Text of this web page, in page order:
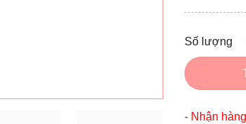
Số lượng
- Nhận